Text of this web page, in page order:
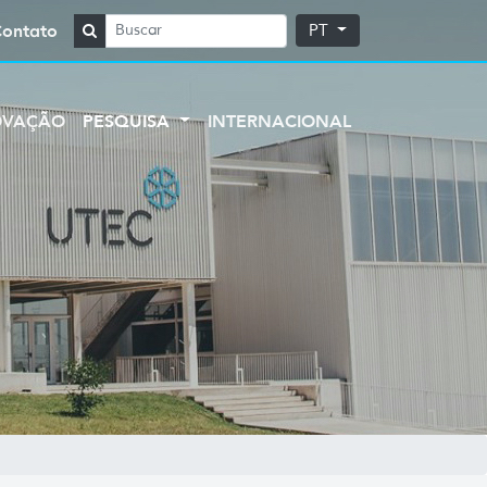
PT
PESQUISA INTERNACIONAL